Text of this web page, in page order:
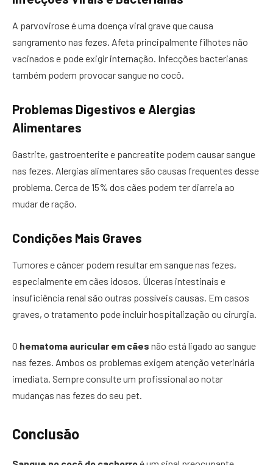
A parvovirose é uma doença viral grave que causa
sangramento nas fezes. Afeta principalmente filhotes não
vacinados e pode exigir internação. Infecções bacterianas
também podem provocar sangue no cocô.
Problemas Digestivos e Alergias
Alimentares
Gastrite, gastroenterite e pancreatite podem causar sangue
nas fezes. Alergias alimentares são causas frequentes desse
problema. Cerca de 15% dos cães podem ter diarreia ao
mudar de ração.
Condições Mais Graves
Tumores e câncer podem resultar em sangue nas fezes,
especialmente em cães idosos. Úlceras intestinais e
insuficiência renal são outras possíveis causas. Em casos
graves, o tratamento pode incluir hospitalização ou cirurgia.
O hematoma auricular em cães não está ligado ao sangue
nas fezes. Ambos os problemas exigem atenção veterinária
imediata. Sempre consulte um profissional ao notar
mudanças nas fezes do seu pet.
Conclusão